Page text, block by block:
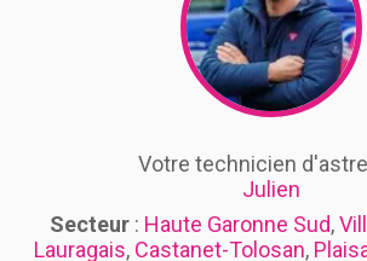
Votre technicien
Julien
Secteur : Haute Garonne Sud,
Lauragais, Castanet-Tolosan,